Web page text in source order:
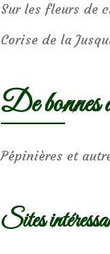
Sur les fleurs de
Corise de la
De bonnes
Pépinières et
Sites